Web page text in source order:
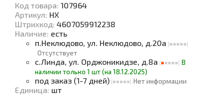
Код товара: 107964
Артикул: НХ
Штрихкод: 4607059912238
Наличие: есть
п.Неклюдово, ул. Неклюдово, д.20а
Отсутствует
с.Линда, ул. Орджоникидзе, д.8а
В
наличии только 1 шт (на 18.12.2025)
под заказ (1-7 дней) Нет информации
Единица: шт